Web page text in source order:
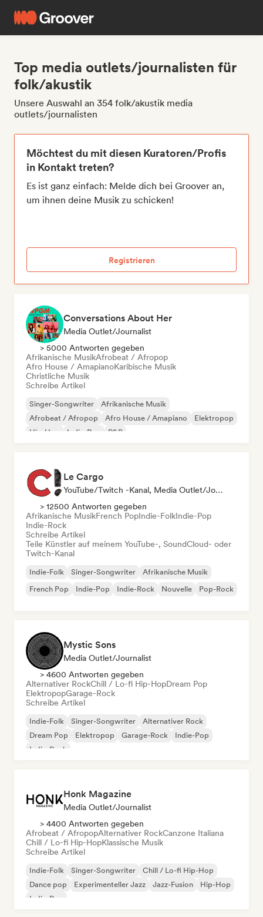
Top media outlets/journalisten für
folk/akustik
Unsere Auswahl an 354 folk/akustik media
outlets/journalisten
Möchtest du mit diesen Kuratoren/Profis
in Kontakt treten?
Es ist ganz einfach: Melde dich bei Groover an,
um ihnen deine Musik zu schicken!
Registrieren
Conversations About Her
Media Outlet/Journalist
> 5000 Antworten gegeben
Afrikanische MusikAfrobeat / Afropop
Afro House / AmapianoKaribische Musik
Christliche Musik
Schreibe Artikel
Singer-Songwriter
Afrikanische Musik
Afrobeat / Afropop
Afro House / Amapiano
Elektropop
Hip-Hop
Indie-Pop R&B
Le Cargo
YouTube/Twitch -Kanal, Media Outlet/Journalist
> 12500 Antworten gegeben
Afrikanische MusikFrench PopIndie-FolkIndie-Pop
Indie-Rock
Schreibe Artikel
Teile Künstler auf meinem YouTube-, SoundCloud- oder
Twitch-Kanal
Indie-Folk Singer-Songwriter
Afrikanische Musik
French Pop
Indie-Pop Indie-Rock Nouvelle Pop-Rock
Mystic Sons
Media Outlet/Journalist
> 4600 Antworten gegeben
Alternativer RockChill / Lo-fi Hip-HopDream Pop
ElektropopGarage-Rock
Schreibe Artikel
Indie-Folk Singer-Songwriter
Alternativer Rock
Dream Pop
Elektropop Garage-Rock
Indie-Pop
Indie-Rock
Honk Magazine
Media Outlet/Journalist
> 4400 Antworten gegeben
Afrobeat / AfropopAlternativer RockCanzone Italiana
Chill / Lo-fi Hip-HopKlassische Musik
Schreibe Artikel
Indie-Folk Singer-Songwriter
Chill / Lo-fi Hip-Hop
Dance pop
Experimenteller Jazz Jazz-Fusion
Hip-Hop
Indie-Pop